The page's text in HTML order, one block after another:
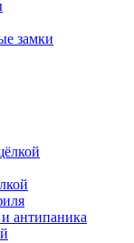
замки
антипаника